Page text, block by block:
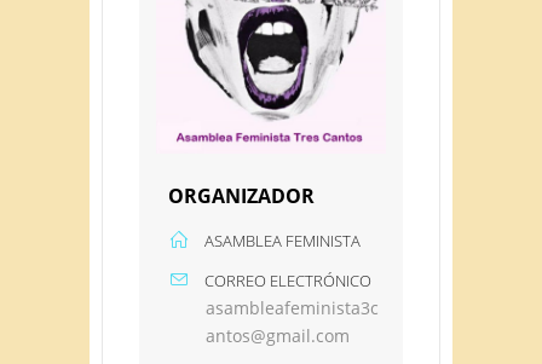
ORGANIZADOR
ASAMBLEA FEMINISTA
CORREO ELECTRÓNICO
asambleafeminista3c
antos@gmail.com